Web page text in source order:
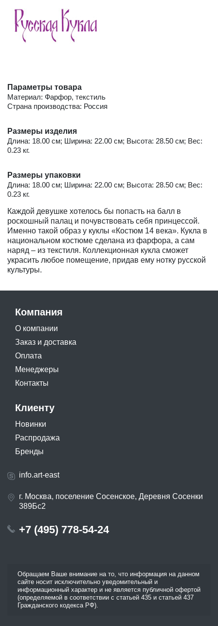
Параметры товара
Материал: Фарфор, текстиль
Страна производства: Россия
Размеры изделия
Длина: 18.00 см; Ширина: 22.00 см; Высота: 28.50 см; Вес:
0.23 кг.
Размеры упаковки
Длина: 18.00 см; Ширина: 22.00 см; Высота: 28.50 см; Вес:
0.23 кг.
Каждой девушке хотелось бы попасть на балл в
роскошный палац и почувствовать себя принцессой.
Именно такой образ у куклы «Костюм 14 века». Кукла в
национальном костюме сделана из фарфора, а сам
наряд – из текстиля. Коллекционная кукла сможет
украсить любое помещение, придав ему нотку русской
культуры.
Компания
О компании
Заказ и доставка
Оплата
Менеджеры
Контакты
Клиенту
Новинки
Распродажа
Бренды
info.art-east
г. Москва, поселение Сосенское, Деревня Сосенки
389Бс2
+7 (495) 778-54-24
Обращаем Ваше внимание на то, что информация на данном
сайте носит исключительно уведомительный и
информационный характер и не является публичной офертой
(определяемой в соответствии с статьей 435 и статьей 437
Гражданского кодекса РФ).